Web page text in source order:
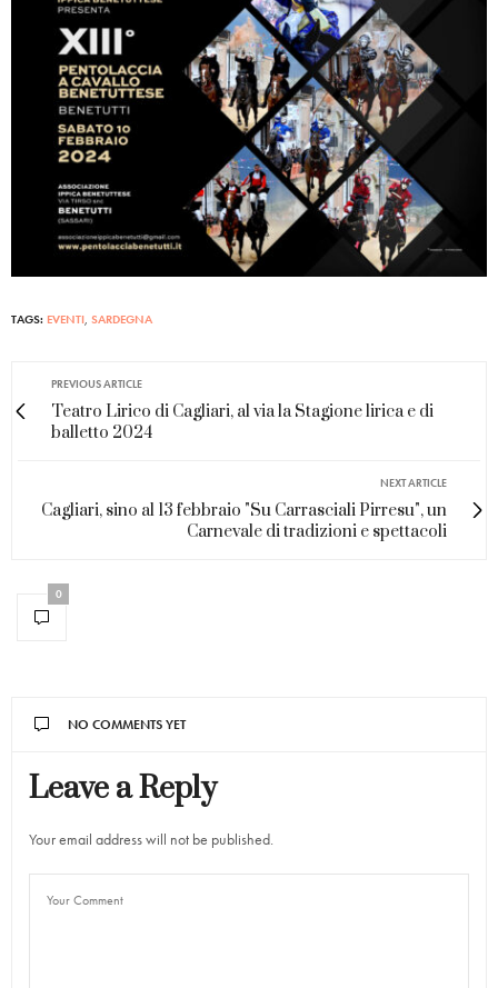
TAGS: EVENTI SARDEGNA
PREVIOUS ARTICLE
Teatro Lirico di Cagliari, al via la Stagione lirica e di
balletto 2024
NEXT ARTICLE
Cagliari, sino al 13 febbraio "Su Carrasciali Pirresu", un
Carnevale di tradizioni e spettacoli
0
NO COMMENTS YET
Leave a Reply
Your email address will not be published.